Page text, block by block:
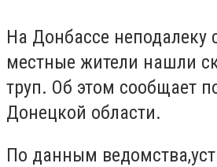
На Донбассе неподалеку
местные жители нашли
труп. Об этом сообщает
Донецкой области.
По данным